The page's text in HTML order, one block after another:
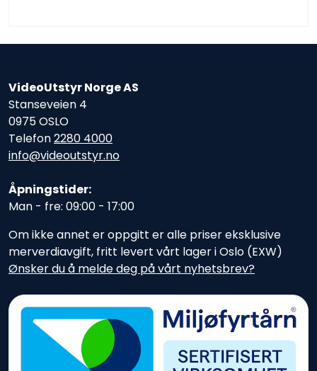
VideoUtstyr Norge AS
Stanseveien 4
0975 OSLO
Telefon2280 4000
info@videoutstyr.no
Åpningstider:
Man - fre: 09:00 - 17:00
Om ikke annet er oppgitt er alle priser eksklusive
merverdiavgift, fritt levert vårt lager i Oslo (EXW)
Ønsker du å melde deg på vårt nyhetsbrev?